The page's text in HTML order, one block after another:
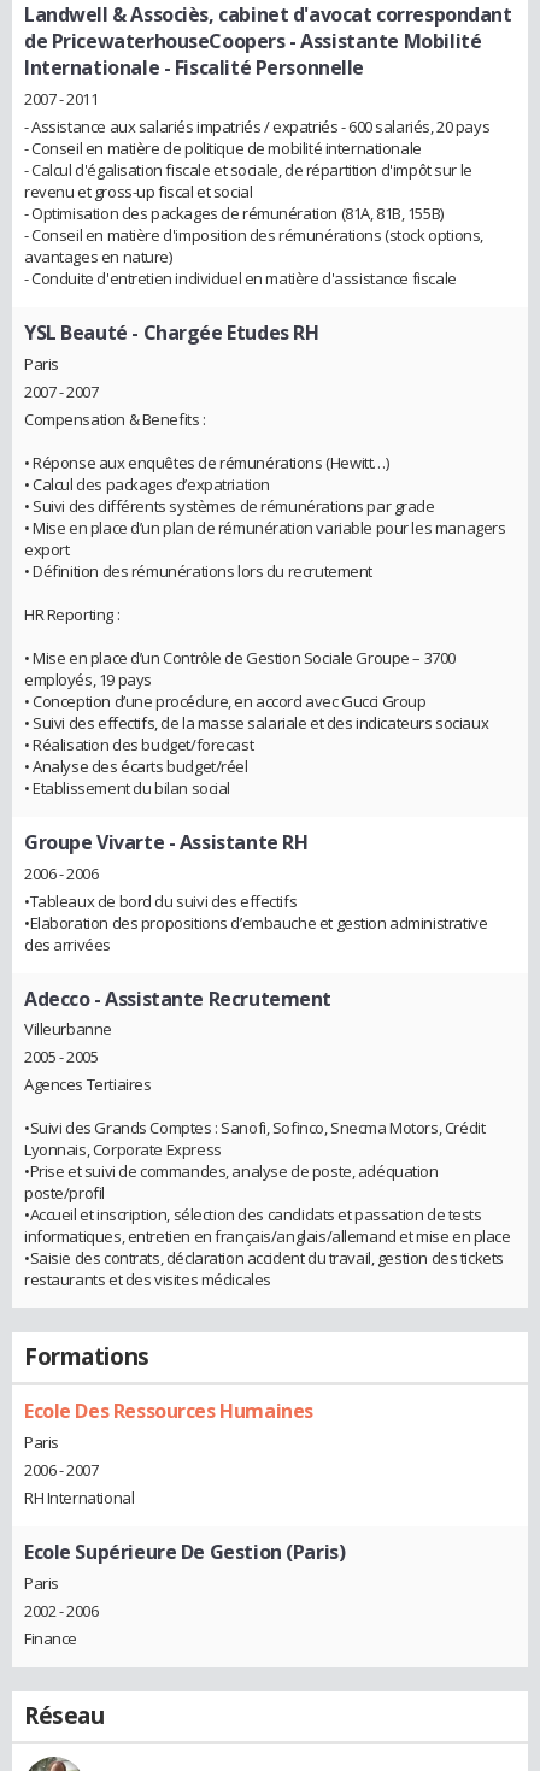
Landwell & Associès, cabinet d'avocat correspondant
de PricewaterhouseCoopers- Assistante Mobilité
Internationale - Fiscalité Personnelle
2007 - 2011
- Assistance aux salariés impatriés / expatriés - 600 salariés, 20 pays
- Conseil en matière de politique de mobilité internationale
- Calcul d'égalisation fiscale et sociale, de répartition d'impôt sur le
revenu et gross-up fiscal et social
- Optimisation des packages de rémunération (81A, 81B, 155B)
- Conseil en matière d'imposition des rémunérations (stock options,
avantages en nature)
- Conduite d'entretien individuel en matière d'assistance fiscale
YSL Beauté - Chargée Etudes RH
Paris
2007 - 2007
Compensation & Benefits :
• Réponse aux enquêtes de rémunérations (Hewitt…)
• Calcul des packages d’expatriation
• Suivi des différents systèmes de rémunérations par grade
• Mise en place d’un plan de rémunération variable pour les managers
export
• Définition des rémunérations lors du recrutement
HR Reporting :
• Mise en place d’un Contrôle de Gestion Sociale Groupe – 3700
employés, 19 pays
• Conception d’une procédure, en accord avec Gucci Group
• Suivi des effectifs, de la masse salariale et des indicateurs sociaux
• Réalisation des budget/forecast
• Analyse des écarts budget/réel
• Etablissement du bilan social
Groupe Vivarte - Assistante RH
2006 - 2006
•Tableaux de bord du suivi des effectifs
•Elaboration des propositions d’embauche et gestion administrative
des arrivées
Adecco- Assistante Recrutement
Villeurbanne
2005 - 2005
Agences Tertiaires
•Suivi des Grands Comptes : Sanofi, Sofinco, Snecma Motors, Crédit
Lyonnais, Corporate Express
•Prise et suivi de commandes, analyse de poste, adéquation
poste/profil
•Accueil et inscription, sélection des candidats et passation de tests
informatiques, entretien en français/anglais/allemand et mise en place
•Saisie des contrats, déclaration accident du travail, gestion des tickets
restaurants et des visites médicales
Formations
Ecole Des Ressources Humaines
Paris
2006 - 2007
RH International
Ecole Supérieure De Gestion (Paris)
Paris
2002 - 2006
Finance
Réseau